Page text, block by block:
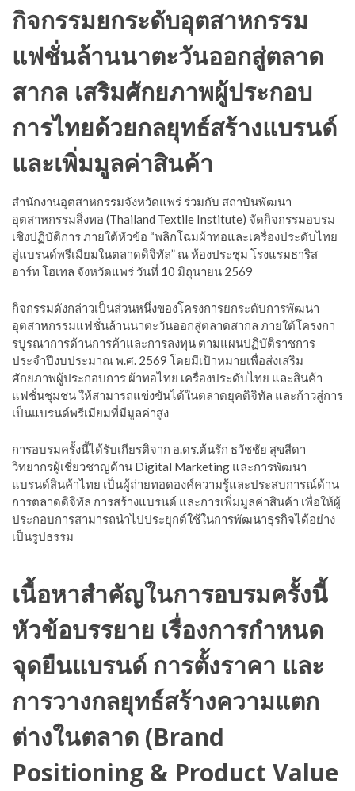
กิจกรรมยกระดับอุตสาหกรรม
แฟชั่นล้านนาตะวันออกสู่ตลาด
สากล เสริมศักยภาพผู้ประกอบ
การไทยด้วยกลยุทธ์สร้างแบรนด์
และเพิ่มมูลค่าสินค้า
สำนักงานอุตสาหกรรมจังหวัดแพร่ ร่วมกับ สถาบันพัฒนา
อุตสาหกรรมสิ่งทอ (Thailand Textile Institute) จัดกิจกรรมอบรม
เชิงปฏิบัติการ ภายใต้หัวข้อ “พลิกโฉมผ้าทอและเครื่องประดับไทย
สู่แบรนด์พรีเมียมในตลาดดิจิทัล” ณ ห้องประชุม โรงแรมธาริส
อาร์ท โฮเทล จังหวัดแพร่ วันที่ 10 มิถุนายน 2569
กิจกรรมดังกล่าวเป็นส่วนหนึ่งของโครงการยกระดับการพัฒนา
อุตสาหกรรมแฟชั่นล้านนาตะวันออกสู่ตลาดสากล ภายใต้โครงกา
รบูรณาการด้านการค้าและการลงทุน ตามแผนปฏิบัติราชการ
ประจำปีงบประมาณ พ.ศ. 2569 โดยมีเป้าหมายเพื่อส่งเสริม
ศักยภาพผู้ประกอบการ ผ้าทอไทย เครื่องประดับไทย และสินค้า
แฟชั่นชุมชน ให้สามารถแข่งขันได้ในตลาดยุคดิจิทัล และก้าวสู่การ
เป็นแบรนด์พรีเมียมที่มีมูลค่าสูง
การอบรมครั้งนี้ได้รับเกียรติจาก อ.ดร.ต้นรัก ธวัชชัย สุขสีดา
วิทยากรผู้เชี่ยวชาญด้าน Digital Marketing และการพัฒนา
แบรนด์สินค้าไทย เป็นผู้ถ่ายทอดองค์ความรู้และประสบการณ์ด้าน
การตลาดดิจิทัล การสร้างแบรนด์ และการเพิ่มมูลค่าสินค้า เพื่อให้ผู้
ประกอบการสามารถนำไปประยุกต์ใช้ในการพัฒนาธุรกิจได้อย่าง
เป็นรูปธรรม
เนื้อหาสำคัญในการอบรมครั้งนี้
หัวข้อบรรยาย เรื่องการกำหนด
จุดยืนแบรนด์ การตั้งราคา และ
การวางกลยุทธ์สร้างความแตก
ต่างในตลาด (Brand
Positioning & Product Value